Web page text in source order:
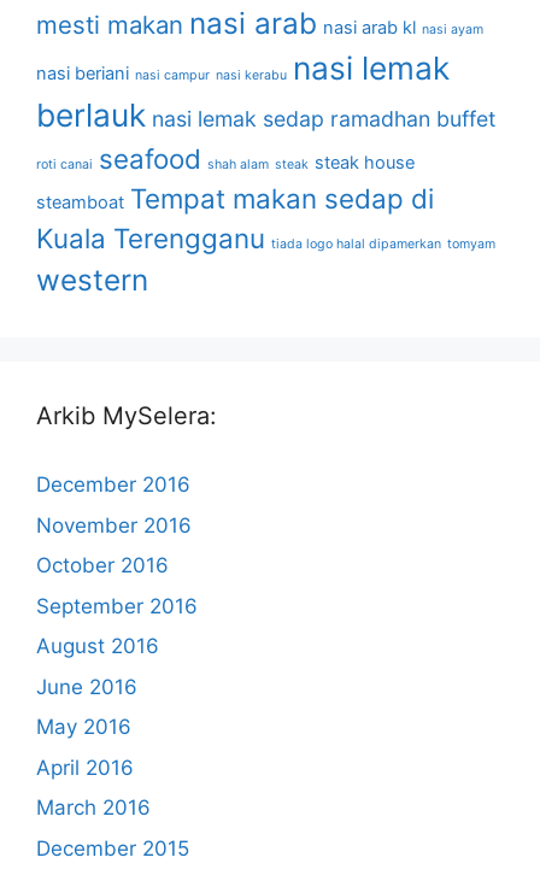
mesti makan nasi arab nasi arab kl nasi ayam
nasi beriani nasi campur nasi kerabu nasi lemak
berlauk nasi lemak sedap ramadhan buffet
roti canai seafood shah alam steak steak house
steamboat Tempat makan sedap di
Kuala Terengganu tiada logo halal dipamerkan tomyam
western
Arkib MySelera:
December 2016
November 2016
October 2016
September 2016
August 2016
June 2016
May 2016
April 2016
March 2016
December 2015